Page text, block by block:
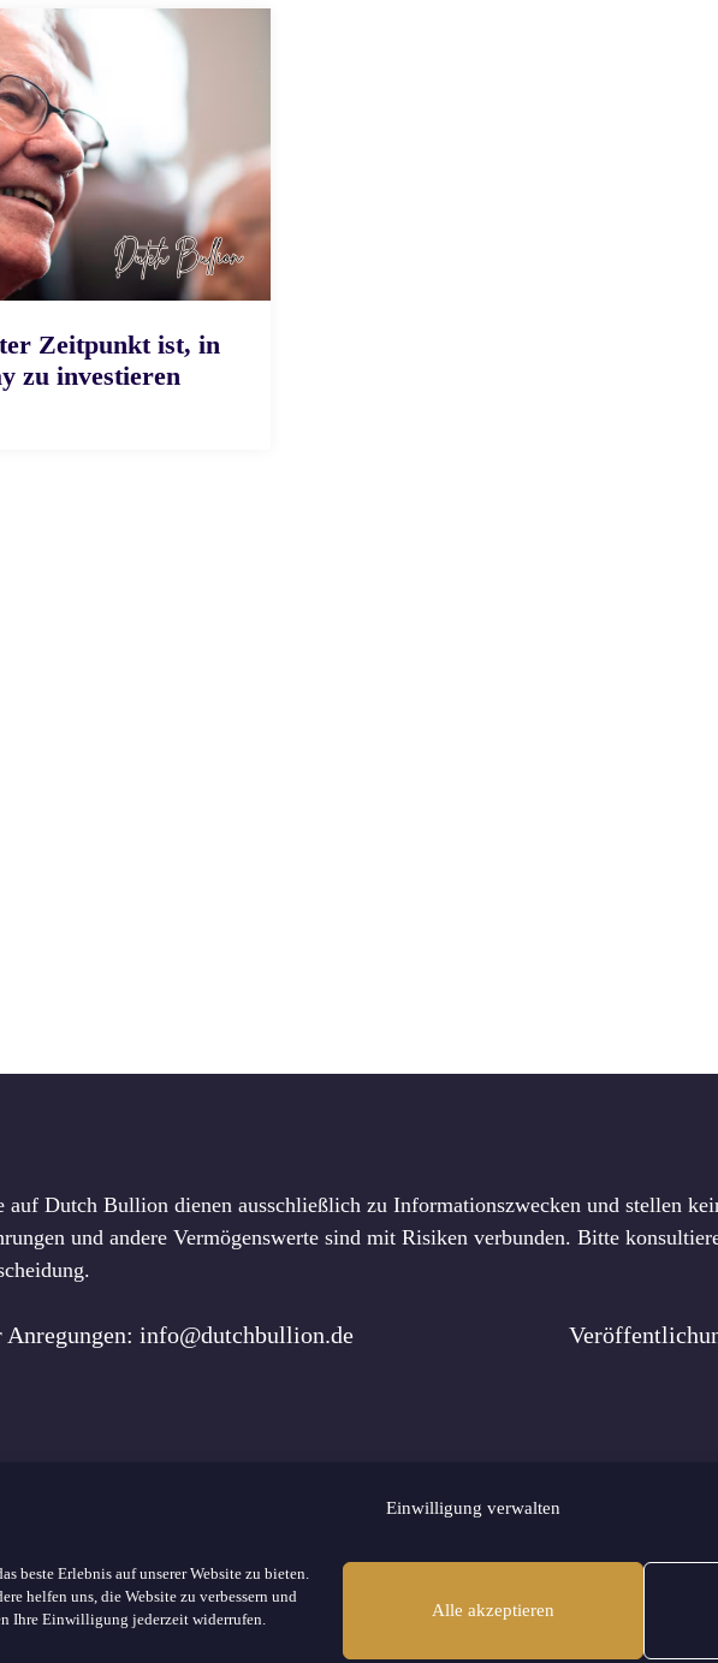
Einwilligung verwalten
beste Erlebnis auf unserer Website zu bieten.
helfen uns, die Website zu verbessern und
Ihre Einwilligung jederzeit widerrufen.
Alle akzeptieren
Zeitpunkt ist, in
zu investieren
auf Dutch Bullion dienen ausschließlich zu Informationszwecken und stellen
und andere Vermögenswerte sind mit Risiken verbunden. Bitte
Anregungen: info@dutchbullion.de
Redaktionelle RichtlinienWerbenKontaktImpressum